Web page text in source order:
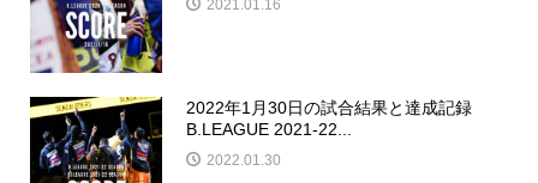
2021.01.16
2022年1月30日の試合結果と達成記録
B.LEAGUE 2021-22...
2022.01.30